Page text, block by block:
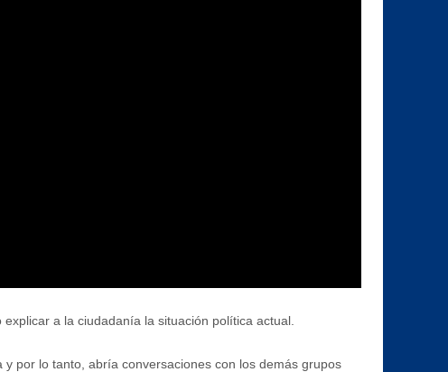
a la ciudadanía la situación política actual.
por lo tanto, abría conversaciones con los demás grupos